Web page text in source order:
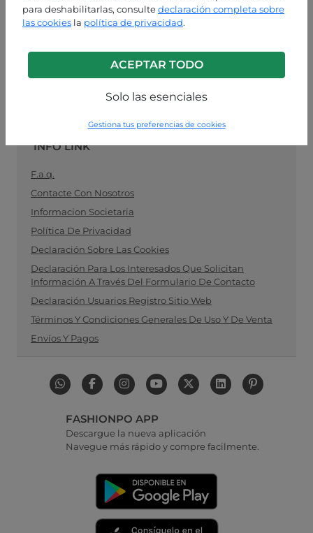
para deshabilitarlas, consultedeclaración completa sobre
las cookies la política de privacidad.
ACEPTAR TODO
Solo las esenciales
Gestiona tus preferencias de cookies
LUN-VIE 9:00 - 13:00 / 14:00 - 18:00
+39 0574 729286
Contacta con nosotros en WhatsApp
INFO LINK
F.a.q.
Contacte Con Nosotros
Informacion Societaria
Política De Privacidad
Declaración Sobre Las Cookies
Declaración Para Los Interesados Que Solicitan
Información A Través Del Formulario De Contacto
Declaración Usuarios Registro Sitio Web
Términos Y Condiciones Generales De Uso Y De Venta
Envíos Y Pagos
FASHIONPO APP
Descargue la nueva aplicación
Navegue más rápido y compre facilmente.